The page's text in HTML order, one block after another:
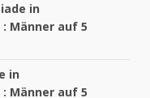
in
Männer auf 5
in
Männer auf 5